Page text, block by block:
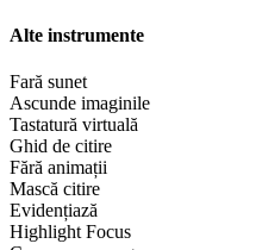
Alte instrumente
Fară sunet
Ascunde imaginile
Tastatură virtuală
Ghid de citire
Fără animații
Mască citire
Evidențiază
Highlight Focus